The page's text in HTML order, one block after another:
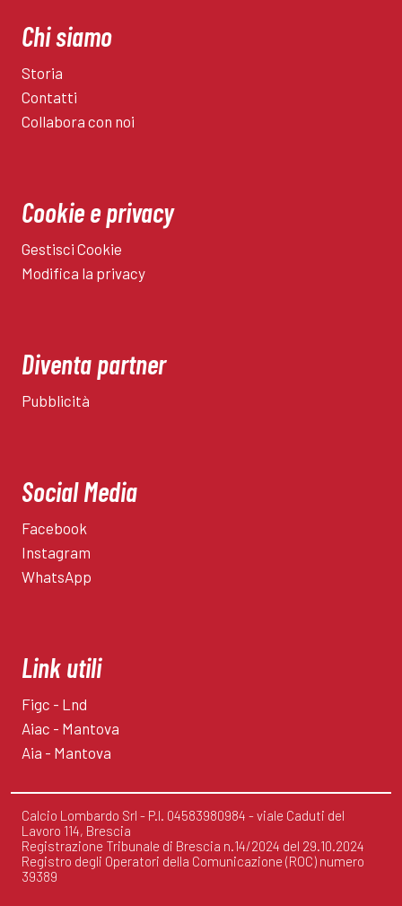
Chi siamo
Storia
Contatti
Collabora con noi
Cookie e privacy
Gestisci Cookie
Modifica la privacy
Diventa partner
Pubblicità
Social Media
Facebook
Instagram
WhatsApp
Link utili
Figc - Lnd
Aiac - Mantova
Aia - Mantova
Calcio Lombardo Srl - P.I. 04583980984 - viale Caduti del
Lavoro 114, Brescia
Registrazione Tribunale di Brescia n.14/2024 del 29.10.2024
Registro degli Operatori della Comunicazione (ROC) numero
39389